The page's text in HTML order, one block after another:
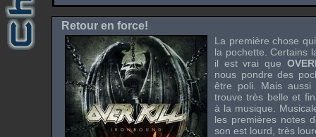
Retour en force!
La première chose
la pochette. Certains
il est vrai que
nous pondre des
être poli. Mais aussi
trouve très belle et
à la musique.
les premières notes
son est lourd, très